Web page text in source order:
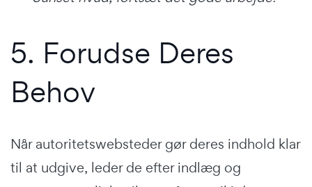
5. Forudse Deres
Behov
Når autoritetswebsteder gør deres indhold klar
til at udgive, leder de efter indlæg og